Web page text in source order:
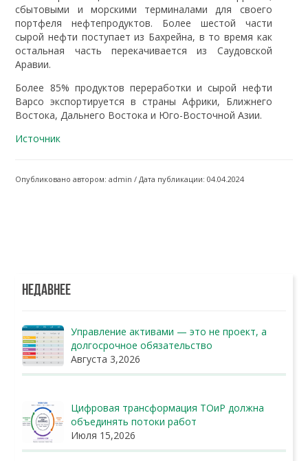
сбытовыми и морскими терминалами для своего
портфеля нефтепродуктов. Более шестой части
сырой нефти поступает из Бахрейна, в то время как
остальная часть перекачивается из Саудовской
Аравии.
Более 85% продуктов переработки и сырой нефти
Bapco экспортируется в страны Африки, Ближнего
Востока, Дальнего Востока и Юго-Восточной Азии.
Источник
Опубликовано автором: admin / Дата публикации: 04.04.2024
НЕДАВНЕЕ
Управление активами — это не проект, а
долгосрочное обязательство
Августа 3,2026
Цифровая трансформация ТОиР должна
объединять потоки работ
Июля 15,2026